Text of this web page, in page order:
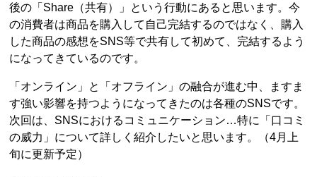
後の「Share（共有）」という行動にあると思います。今
の消費者は商品を購入して自己完結するのではなく、購入
した商品の感想をSNS等で共有して初めて、完結するよう
になってきているのです。
「オンライン」と「オフライン」の融合が進む中、ますま
す強い影響を持つようになってきたのは各種のSNSです。
次回は、SNSにおけるコミュニケーション…特に「口コミ
の威力」について詳しく紹介したいと思います。（4月上
旬に更新予定）